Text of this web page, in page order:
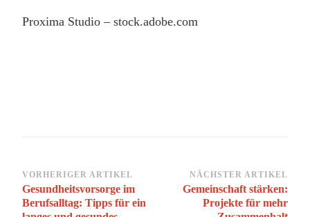
Proxima Studio – stock.adobe.com
Beitragsnavigation
VORHERIGER ARTIKEL
Gesundheitsvorsorge im
Berufsalltag: Tipps für ein
NÄCHSTER ARTIKEL
Gemeinschaft stärken:
Projekte für mehr